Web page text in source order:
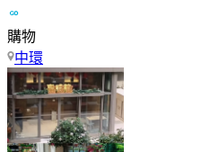
購物
中環